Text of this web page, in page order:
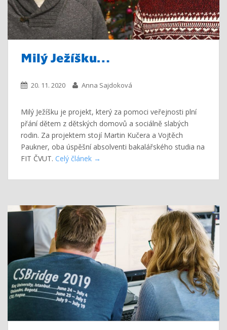
Milý Ježíšku…
20. 11. 2020 Anna Sajdoková
Milý Ježíšku je projekt, který za pomoci veřejnosti plní
přání dětem z dětských domovů a sociálně slabých
rodin. Za projektem stojí Martin Kučera a Vojtěch
Paukner, oba úspěšní absolventi bakalářského studia na
FIT ČVUT. Celý článek